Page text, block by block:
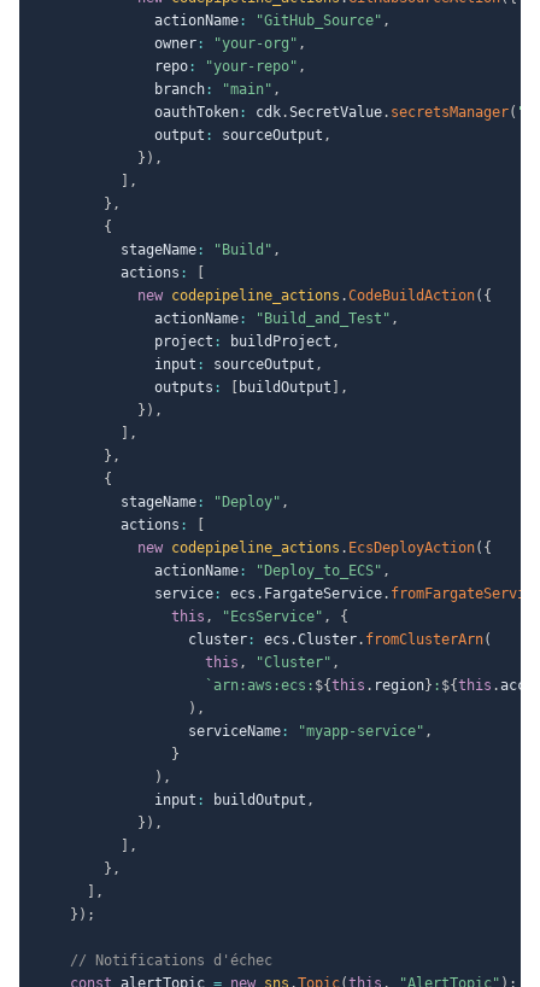
              actionName
: "GitHub_Source" ,
              owner
: "your-org" ,
              repo
: "your-repo" ,
              branch
: "main" ,
              oauthToken
: cdk.SecretValue. secretsManager(
              output
: sourceOutput ,
} ) ,
,
} ,
{
          stageName
: "Build" ,
          actions
:
new codepipeline_actions .CodeBuildAction( {
              actionName
: "Build_and_Test" ,
              project
: buildProject ,
              input
: sourceOutput ,
              outputs
: buildOutput
,
} ) ,
,
} ,
{
          stageName
: "Deploy" ,
          actions
:
new codepipeline_actions . EcsDeployAction( {
              actionName
: "Deploy_to_ECS" ,
              service
: ecs . FargateService.
this , "EcsService" ,
{
                  cluster
: ecs .Cluster. fromClusterArn(
this , "Cluster" ,
` arn:aws:ecs: ${this . region} : ${this .
) ,
                  serviceName
: "myapp-service" ,
}
) ,
              input
: buildOutput ,
} ) ,
,
} ,
,
} ) ;
// Notifications d'échec
const alertTopic = new sns .Topic(this , "AlertTopic" ) ;